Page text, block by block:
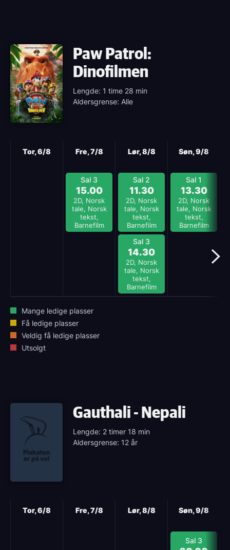
Paw Patrol:
Dinofilmen
Lengde: 1 time 28 min
Aldersgrense: Alle
Tor, 6/8 Fre, 7/8
Sal 3
15.00
2D, Norsk
tale, Norsk
tekst,
Barnefilm
Lør, 8/8
Sal 2
11.30
2D, Norsk
tale, Norsk
tekst,
Barnefilm
Sal 3
14.30
2D, Norsk
tale, Norsk
tekst,
Barnefilm
Søn, 9/8
Sal 1
13.30
2D, Norsk
tale, Norsk
tekst,
Barnefilm
Mange ledige plasser
Få ledige plasser
Veldig få ledige plasser
Utsolgt
Gauthali - Nepali
Lengde: 2 timer 18 min
Aldersgrense: 12 år
Tor, 6/8 Fre, 7/8 Lør, 8/8 Søn, 9/8
Sal 3